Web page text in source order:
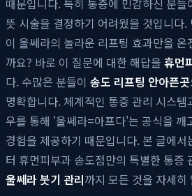
뜻 시술을 결정하기 어려웠을 것입니다
이 울쎄라의 놀라운 리프팅 효과만을 온
까요? 바로 이 질문에 대한 해답을 휴먼
다. 수많은 분들이 송도 리프팅 안아픈곳
명확합니다. 체계적인 통증 관리 시스
우를 통해 '울쎄라=아프다'는 공식을 깨
경험을 제공하기 때문입니다. 본 글에
터 휴먼피부과 송도점만의 특별한 통증
울쎄라 붓기 관리까지 모든 것을 자세